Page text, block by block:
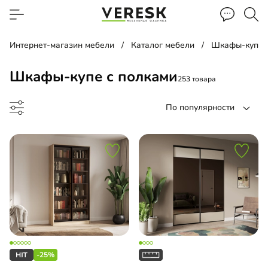
Интернет-магазин мебели Каталог мебели Шкафы-купе
Шкафы-купе с полками253 товара
По популярности
купе
купе угловой
встроенный
-25%